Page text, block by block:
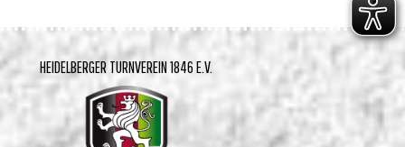
HEIDELBERGER TURNVEREIN 1846 E.V.